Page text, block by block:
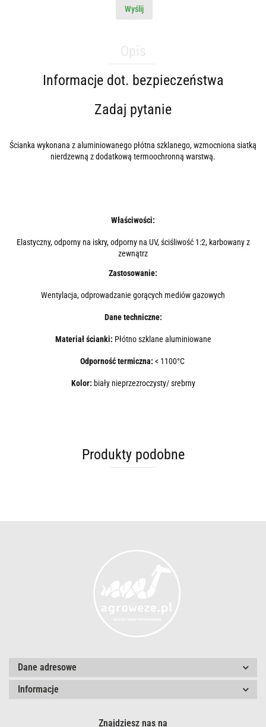
Wyślij
Informacje dot. bezpieczeństwa
Zadaj pytanie
Ścianka wykonana z aluminiowanego płótna szklanego, wzmocniona siatką
nierdzewną z dodatkową termoochronną warstwą.
Właściwości:
Elastyczny, odporny na iskry, odporny na UV, ściśliwość 1:2, karbowany z
zewnątrz
Zastosowanie:
Wentylacja, odprowadzanie gorących mediów gazowych
Dane techniczne:
Materiał ścianki: Płótno szklane aluminiowane
Odporność termiczna: < 1100°C
Kolor: biały nieprzezroczysty/ srebrny
Produkty podobne
Dane adresowe
Informacje
Znajdziesz nas na